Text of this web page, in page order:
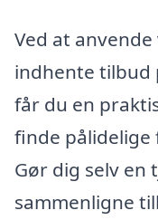
Ved at
indhente tilbud
får du en
finde pålidelige
Gør dig selv en
sammenligne